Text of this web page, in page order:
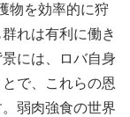
物を効率的に狩
れは有利に働き
には、ロバ自身
で、これらの恩
弱肉強食の世界